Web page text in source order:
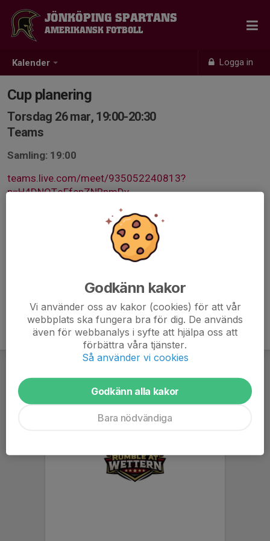
Kalender Logga in
JÖNKÖPING SPARTANS
AMERIKANSK FOTBOLL
Cup planering
Torsdag 26 mar, 19:00-20:30
Teams
Samling: 19:00
teams.live.com/meet/935052240813?
p=H4DNOToFfcpZNRpmDy
Godkänn kakor
Vi använder oss av kakor (cookies) för att vår
webbplats ska fungera bra för dig. De används
även för webbanalys i syfte att hjälpa oss att
förbättra våra tjänster.
Så använder vi cookies
Godkänn alla kakor
Bara nödvändiga